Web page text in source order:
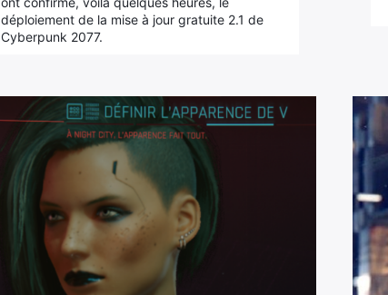
déploiement de la mise à jour gratuite 2.1 de
Cyberpunk 2077.